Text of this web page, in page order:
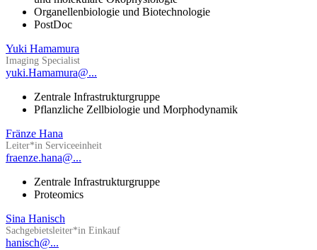
Organellenbiologie und Biotechnologie
PostDoc
Yuki Hamamura
Imaging Specialist
yuki.Hamamura@...
Zentrale Infrastrukturgruppe
Pflanzliche Zellbiologie und Morphodynamik
Fränze Hana
Leiter*in Serviceeinheit
fraenze.hana@...
Zentrale Infrastrukturgruppe
Proteomics
Sina Hanisch
Sachgebietsleiter*in Einkauf
hanisch@...